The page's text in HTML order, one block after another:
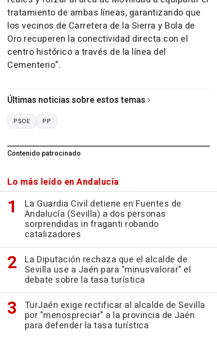
tratamiento de ambas líneas, garantizando que
los vecinos de Carretera de la Sierra y Bola de
Oro recuperen la conectividad directa con el
centro histórico a través de la línea del
Cementerio".
Últimas noticias sobre estos temas
PSOE PP
Contenido patrocinado
Lo más leído en Andalucía
La Guardia Civil detiene en Fuentes de
Andalucía (Sevilla) a dos personas
sorprendidas in fraganti robando
catalizadores
La Diputación rechaza que el alcalde de
Sevilla use a Jaén para "minusvalorar" el
debate sobre la tasa turística
TurJaén exige rectificar al alcalde de Sevilla
por "menospreciar" a la provincia de Jaén
para defender la tasa turística